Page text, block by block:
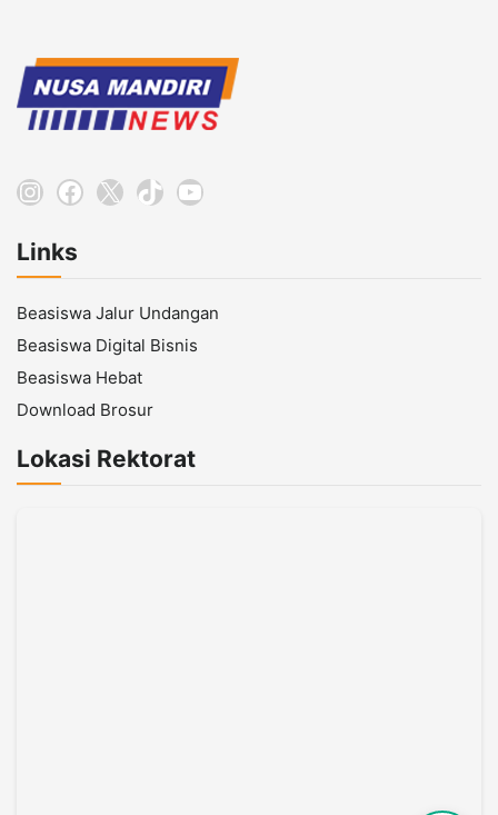
Instagram
Facebook
X TikTokYouTube
Links
Beasiswa Jalur Undangan
Beasiswa Digital Bisnis
Beasiswa Hebat
Download Brosur
Lokasi Rektorat